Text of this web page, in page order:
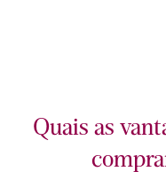
Quais as